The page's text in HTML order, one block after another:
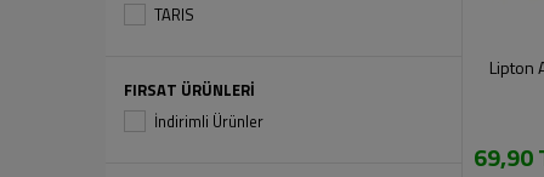
TARIS
FIRSAT ÜRÜNLERİ
İndirimli Ürünler
Lipton
69,90